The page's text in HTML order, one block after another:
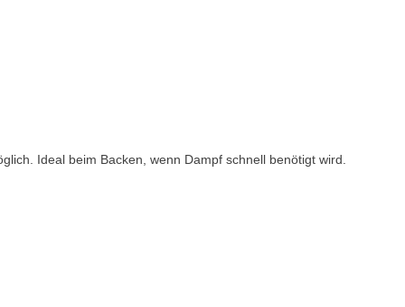
Ideal beim Backen, wenn Dampf schnell benötigt wird.